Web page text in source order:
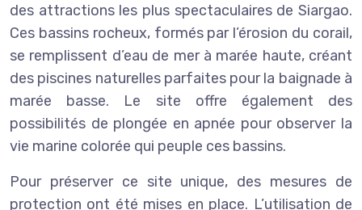
des attractions les plus spectaculaires de Siargao.
Ces bassins rocheux, formés par l’érosion du corail,
se remplissent d’eau de mer à marée haute, créant
des piscines naturelles parfaites pour la baignade à
marée basse. Le site offre également des
possibilités de plongée en apnée pour observer la
vie marine colorée qui peuple ces bassins.
Pour préserver ce site unique, des mesures de
protection ont été mises en place. L’utilisation de